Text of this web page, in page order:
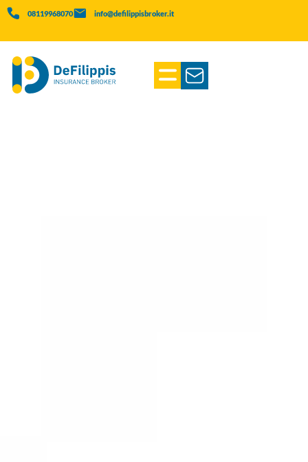
08119968070 info@defilippisbroker.it